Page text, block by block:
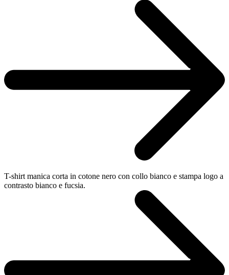
T-shirt manica corta in cotone nero con collo bianco e stampa logo a
contrasto bianco e fucsia.